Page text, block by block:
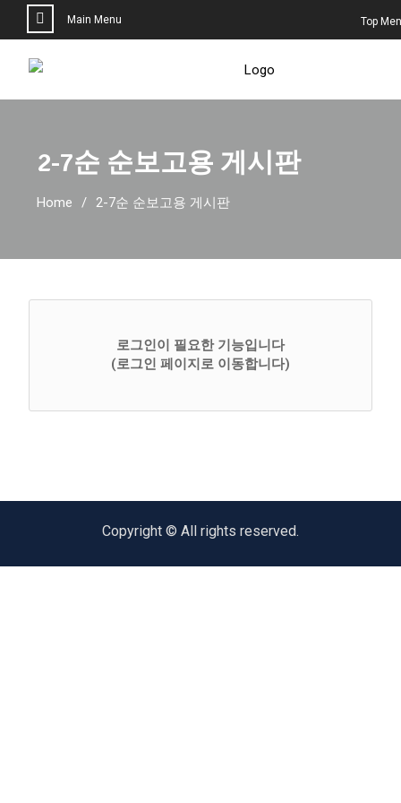
Main Menu Top
2-7순 순보고용 게시판
Home 2-7순 순보고용 게시판
로그인이 필요한 기능입니다
(로그인 페이지로 이동합니다)
Copyright © All rights reserved.